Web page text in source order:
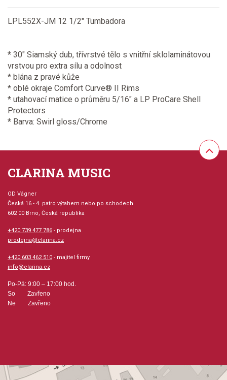
LPL552X-JM 12 1/2" Tumbadora
* 30" Siamský dub, třívrstvé tělo s vnitřní sklolaminátovou
vrstvou pro extra sílu a odolnost
* blána z pravé kůže
* oblé okraje Comfort Curve® II Rims
* utahovací matice o průměru 5/16" a LP ProCare Shell
Protectors
* Barva: Swirl gloss/Chrome
CLARINA MUSIC
OD Vágner
Česká 16 - 4. patro výtahem nebo po schodech
602 00 Brno, Česká republika
+420 739 477 786 - prodejna
prodejna@clarina.cz
+420 603 462 510 - majitel firmy
info@clarina.cz
Po-Pá: 9:00 – 17:00 hod.
So Zavřeno
Ne Zavřeno